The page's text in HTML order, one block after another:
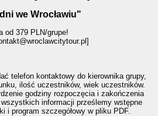
we Wrocławiu"
od 379 PLN/grupe!
]
telefon kontaktowy do kierownika grupy,
ilość uczestników, wiek uczestników.
godziny rozpoczęcia i zakończenia
informacji prześlemy wstępne
i program szczegółowy w pliku PDF.